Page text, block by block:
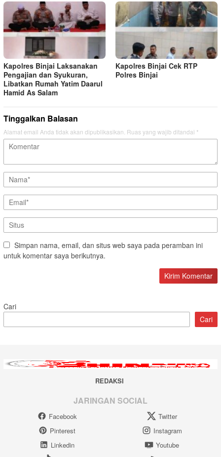
Kapolres Binjai Laksanakan
Pengajian dan Syukuran,
Libatkan Rumah Yatim Daarul
Hamid As Salam
Kapolres Binjai Cek RTP
Polres Binjai
Tinggalkan Balasan
Alamat email Anda tidak akan dipublikasikan. Ruas yang wajib ditandai *
Simpan nama, email, dan situs web saya pada peramban ini
untuk komentar saya berikutnya.
Cari
Cari
REDAKSI
JARINGAN SOCIAL
Facebook
Twitter
Pinterest
Instagram
Linkedin
Youtube